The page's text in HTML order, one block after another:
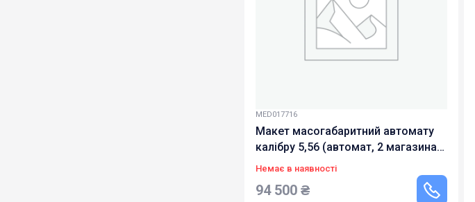
MED017716
Макет масогабаритний автомату
калібру 5,56 (автомат, 2 магазина,
30 навчальних набоїв калібра 5,56)
Немає в наявності
94 500 ₴